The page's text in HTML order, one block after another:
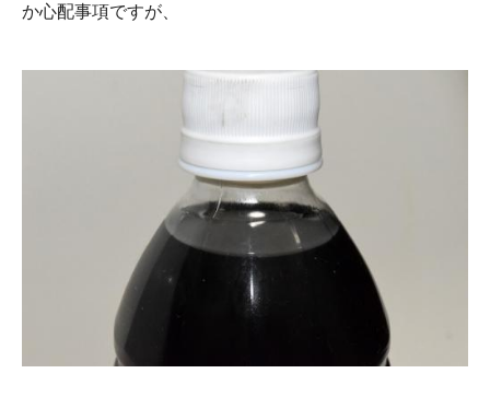
か心配事項ですが、